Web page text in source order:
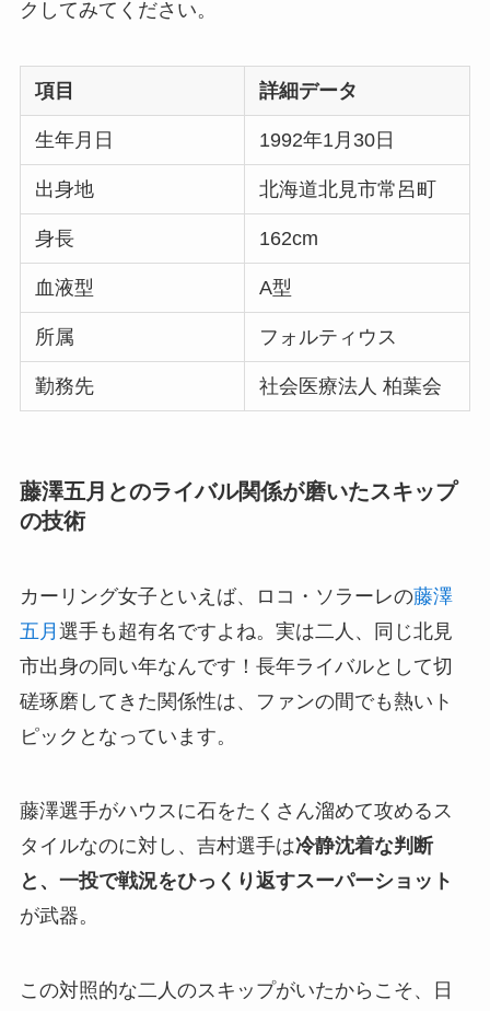
クしてみてください。
項目 詳細データ
生年月日 1992年1月30日
出身地 北海道北見市常呂町
身長 162cm
血液型 A型
所属 フォルティウス
勤務先 社会医療法人 柏葉会
藤澤五月とのライバル関係が磨いたスキップ
の技術
カーリング女子といえば、ロコ・ソラーレの藤澤
五月 選手も超有名ですよね。実は二人、同じ北見
市出身の同い年なんです！長年ライバルとして切
磋琢磨してきた関係性は、ファンの間でも熱いト
ピックとなっています。
藤澤選手がハウスに石をたくさん溜めて攻めるス
タイルなのに対し、吉村選手は冷静沈着な判断
と、一投で戦況をひっくり返すスーパーショット
が武器。
この対照的な二人のスキップがいたからこそ、日